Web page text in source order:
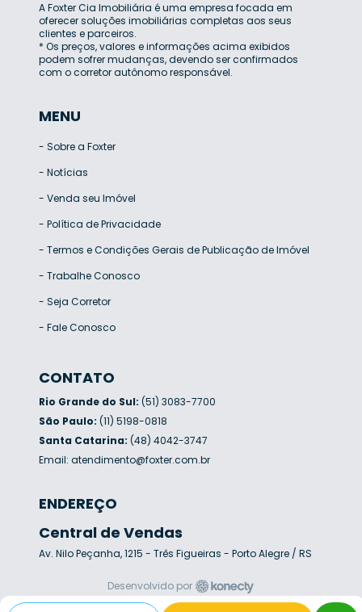
A Foxter Cia Imobiliária é uma empresa focada em
oferecer soluções imobiliárias completas aos seus
clientes e parceiros.
* Os preços, valores e informações acima exibidos
podem sofrer mudanças, devendo ser confirmados
com o corretor autônomo responsável.
MENU
- Sobre a Foxter
- Notícias
- Venda seu Imóvel
- Política de Privacidade
- Termos e Condições Gerais de Publicação de Imóvel
- Trabalhe Conosco
- Seja Corretor
- Fale Conosco
CONTATO
Rio Grande do Sul: (51) 3083-7700
São Paulo: (11) 5198-0818
Santa Catarina: (48) 4042-3747
Email: atendimento@foxter.com.br
ENDEREÇO
Central de Vendas
Av. Nilo Peçanha, 1215 - Três Figueiras - Porto Alegre / RS
Desenvolvido por